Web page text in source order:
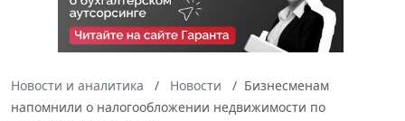
Новости и аналитика Новости
Бизнесменам
напомнили о налогообложении недвижимости по